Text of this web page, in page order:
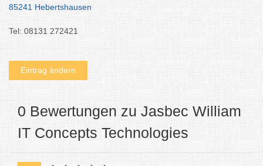
85241 Hebertshausen
Tel: 08131 272421
Eintrag ändern
0 Bewertungen zu Jasbec William
IT Concepts Technologies